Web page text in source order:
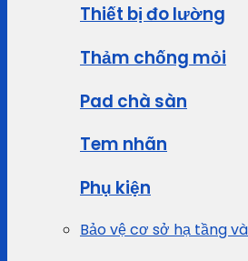
Thiết bị đo lường
Thảm chống mỏi
Pad chà sàn
Tem nhãn
Phụ kiện
Bảo vệ cơ sở hạ tầng